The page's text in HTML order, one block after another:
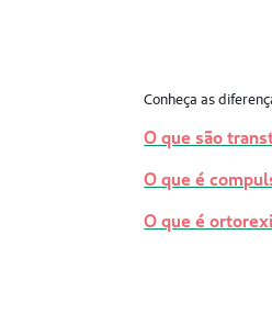
Conheça as
O que são
O que é
O que é